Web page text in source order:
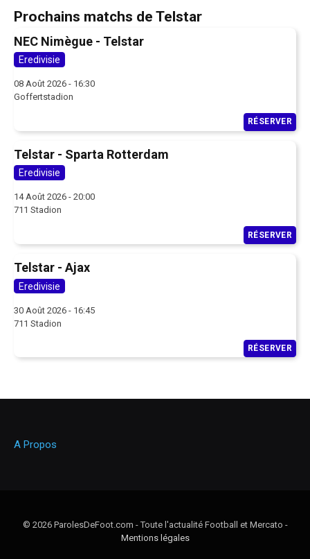
Prochains matchs de Telstar
NEC Nimègue - Telstar
Eredivisie
08 Août 2026 - 16:30
Goffertstadion
RÉSERVER
Telstar - Sparta Rotterdam
Eredivisie
14 Août 2026 - 20:00
711 Stadion
RÉSERVER
Telstar - Ajax
Eredivisie
30 Août 2026 - 16:45
711 Stadion
RÉSERVER
A Propos
© 2026 ParolesDeFoot.com - Toute l'actualité Football et Mercato -
Mentions légales